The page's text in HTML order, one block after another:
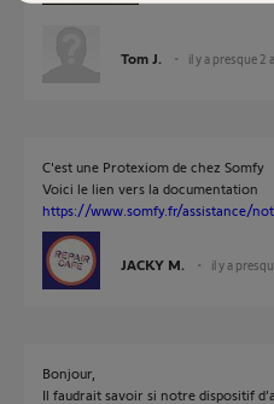
Tom J. il y a presque 2
C'est une Protexiom de chez Somfy
Voici le lien vers la documentation
https://www.somfy.fr/assistance/
JACKY M. il y a
Bonjour,
Il faudrait savoir si notre dispositif